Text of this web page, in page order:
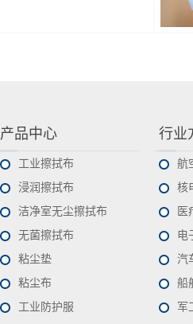
产品中心
工业擦拭布
浸润擦拭布
洁净室无尘擦拭布
无菌擦拭布
粘尘垫
粘尘布
工业防护服
行业
航
核
医
电
汽
船
军